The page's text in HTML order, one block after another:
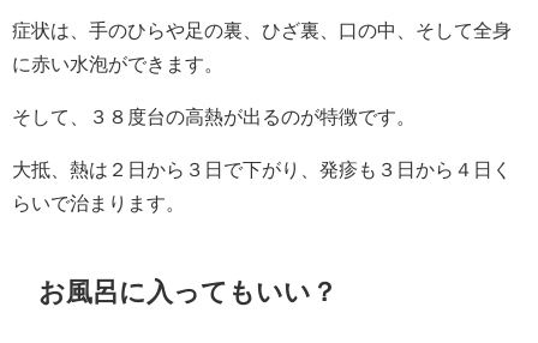
症状は、手のひらや足の裏、ひざ裏、口の中、そして全身
に赤い水泡ができます。
そして、３８度台の高熱が出るのが特徴です。
大抵、熱は２日から３日で下がり、発疹も３日から４日く
らいで治まります。
お風呂に入ってもいい？